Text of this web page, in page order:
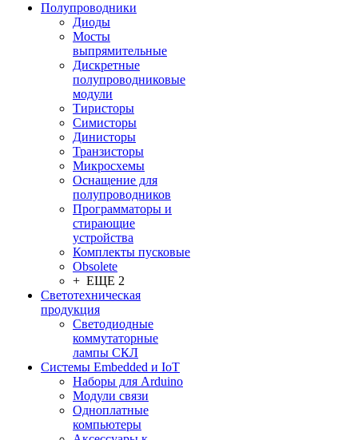
Полупроводники
Диоды
Мосты
выпрямительные
Дискретные
полупроводниковые
модули
Тиристоры
Симисторы
Динисторы
Транзисторы
Микросхемы
Оснащение для
полупроводников
Программаторы и
стирающие
устройства
Комплекты пусковые
Obsolete
+ ЕЩЕ 2
Светотехническая
продукция
Светодиодные
коммутаторные
лампы СКЛ
Системы Embedded и IoT
Наборы для Arduino
Модули связи
Одноплатные
компьютеры